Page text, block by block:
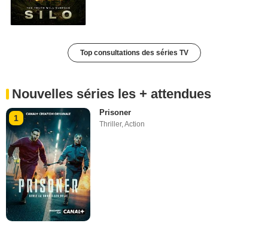
Top consultations des séries TV
Nouvelles séries les + attendues
1
Prisoner
Thriller,Action